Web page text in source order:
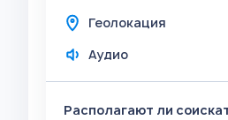
Геолокация
Аудио
Располагают ли